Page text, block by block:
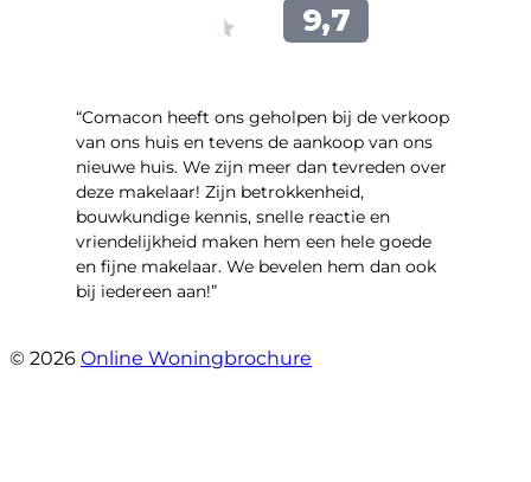
“Comacon heeft ons geholpen bij de verkoop
van ons huis en tevens de aankoop van ons
nieuwe huis. We zijn meer dan tevreden over
deze makelaar! Zijn betrokkenheid,
bouwkundige kennis, snelle reactie en
vriendelijkheid maken hem een hele goede
en fijne makelaar. We bevelen hem dan ook
bij iedereen aan!”
© 2026 Online Woningbrochure